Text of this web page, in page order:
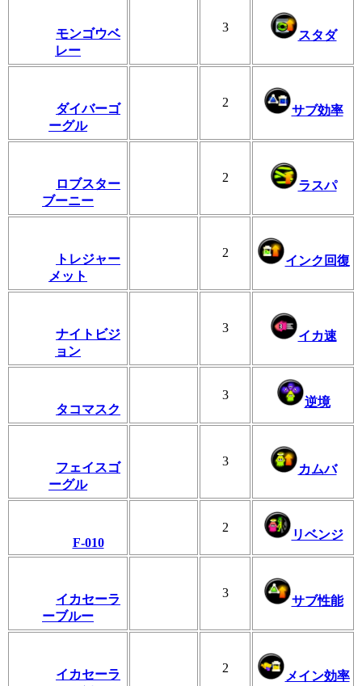
モンゴウベ
レー
3
スタダ
ダイバーゴ
ーグル
2
サブ効率
ロブスター
ブーニー
2
ラスパ
トレジャー
メット
2
インク回復
ナイトビジ
ョン
3
イカ速
タコマスク
3
逆境
フェイスゴ
ーグル
3
カムバ
F-010
2
リベンジ
イカセーラ
ーブルー
3
サブ性能
イカセーラ
2
メイン効率